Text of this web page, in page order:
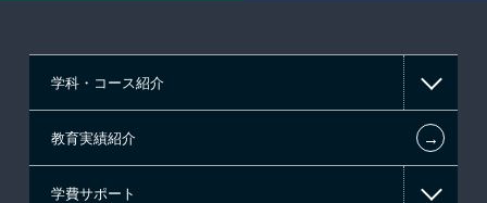
学科・コース紹介
情報IT系
CG・デザイン系
教育実績紹介 ←
学費サポート